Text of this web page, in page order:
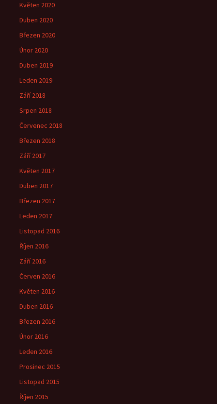
Květen 2020
Duben 2020
Březen 2020
Únor 2020
Duben 2019
Leden 2019
Září 2018
Srpen 2018
Červenec 2018
Březen 2018
Září 2017
Květen 2017
Duben 2017
Březen 2017
Leden 2017
Listopad 2016
Říjen 2016
Září 2016
Červen 2016
Květen 2016
Duben 2016
Březen 2016
Únor 2016
Leden 2016
Prosinec 2015
Listopad 2015
Říjen 2015